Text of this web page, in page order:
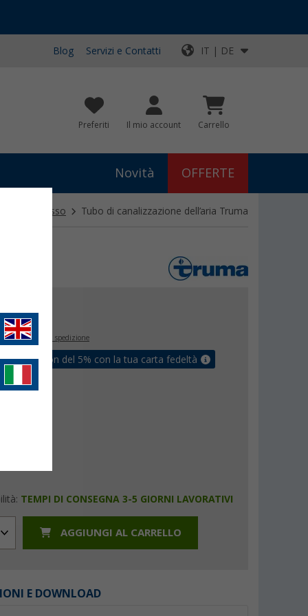
Blog Servizi e Contatti IT | DE
Preferiti Il mio account Carrello
Novità OFFERTE
da incasso Tubo di canalizzazione dell’aria Truma
€
+ Spese di spedizione
un coupon del 5% con la tua carta fedeltà
TEMPI DI CONSEGNA 3-5 GIORNI LAVORATIVI
AGGIUNGI AL CARRELLO
E DOWNLOAD